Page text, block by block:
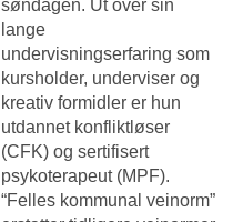
søndagen. Ut over sin
lange
undervisningserfaring som
kursholder, underviser og
kreativ formidler er hun
utdannet konfliktløser
(CFK) og sertifisert
psykoterapeut (MPF).
“Felles kommunal veinorm”